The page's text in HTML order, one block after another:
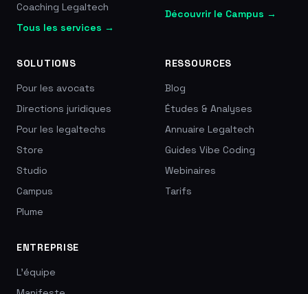
Coaching Legaltech
Tous les services →
Découvrir le Campus →
SOLUTIONS
Pour les avocats
Directions juridiques
Pour les legaltechs
Store
Studio
Campus
Plume
RESSOURCES
Blog
Études & Analyses
Annuaire Legaltech
Guides Vibe Coding
Webinaires
Tarifs
ENTREPRISE
L'équipe